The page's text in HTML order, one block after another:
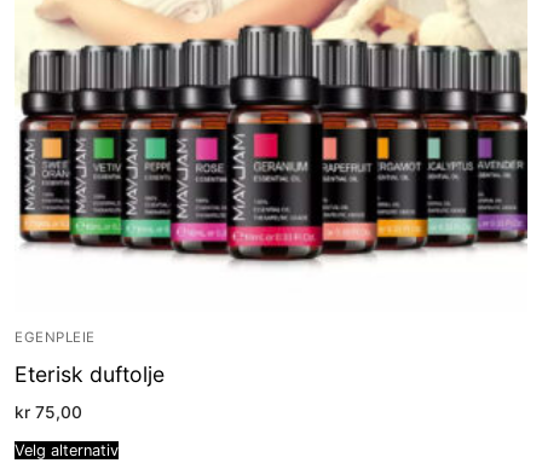
EGENPLEIE
Eterisk duftolje
kr 75,00
Velg alternativ